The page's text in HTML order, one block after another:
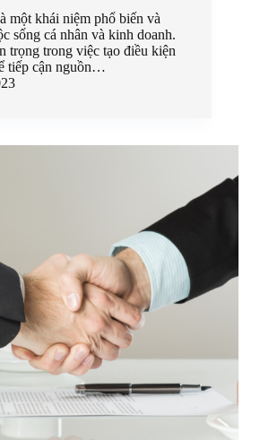
một khái niệm phổ biến và
sống cá nhân và kinh doanh.
trọng trong việc tạo điều kiện
tiếp cận nguồn…